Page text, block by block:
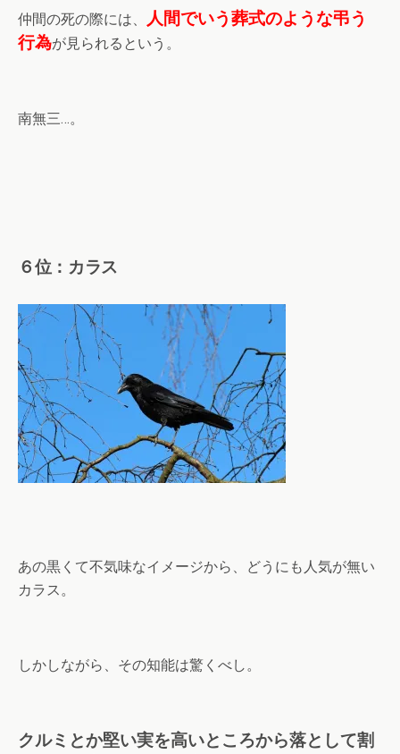
仲間の死の際には、
人間でいう葬式のような弔う
行為が見られるという。
南無三…。
６位：カラス
あの黒くて不気味なイメージから、どうにも人気が無い
カラス。
しかしながら、その知能は驚くべし。
クルミとか堅い実を高いところから落として割